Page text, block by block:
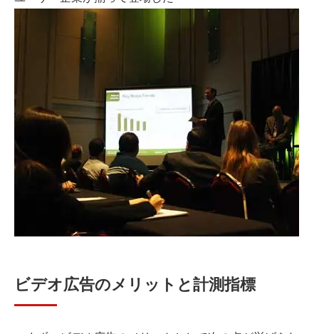
ビデオ広告のメリットと計測指標